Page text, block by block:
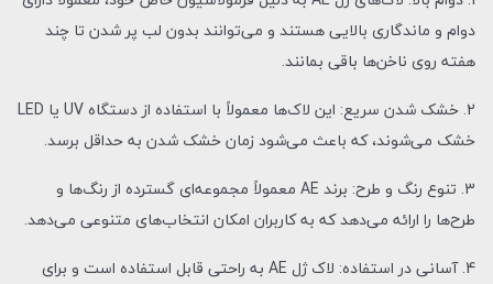
دوام و ماندگاری بالایی هستند و می‌توانند بدون لب پر شدن تا چند
هفته روی ناخن‌ها باقی بمانند.
2. خشک شدن سریع: این لاک‌ها معمولاً با استفاده از دستگاه UV یا LED
خشک می‌شوند، که باعث می‌شود زمان خشک شدن به حداقل برسد.
3. تنوع رنگ و طرح: برند AE معمولاً مجموعه‌ای گسترده از رنگ‌ها و
طرح‌ها را ارائه می‌دهد که به کاربران امکان انتخاب‌های متنوعی می‌دهد.
4. آسانی در استفاده: لاک ژل AE به راحتی قابل استفاده است و برای